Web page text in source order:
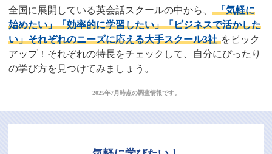
全国に展開している英会話スクールの中から、 「気軽に
始めたい」「効率的に学習したい」「ビジネスで活かした
い」それぞれのニーズに応える大手スクール3社 をピック
アップ！それぞれの特長をチェックして、自分にぴったり
の学び方を見つけてみましょう。
2025年7月時点の調査情報です。